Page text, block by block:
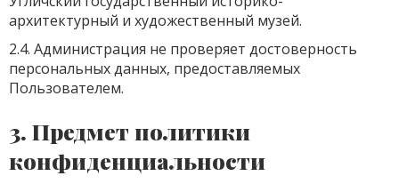
архитектурный и художественный музей.
2.4. Администрация не проверяет достоверность
персональных данных, предоставляемых
Пользователем.
3. Предмет политики
конфиденциальности